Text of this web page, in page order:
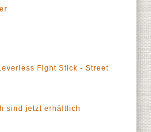
Fight Stick - Street
sind jetzt erhältlich